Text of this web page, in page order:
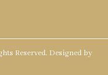
Reserved. Designed by